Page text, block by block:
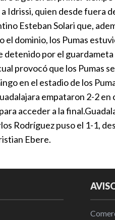
El
Idrissi, quien desde fuera
Esteban Solari que,
dominio, los Pumas
por el
provocó que los Pumas
en el estadio de los
empataron 2-2
acceder a la
Rodríguez puso el 1-1,
Ebere.